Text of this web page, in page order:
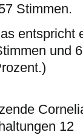
Stimmen.
entspricht
und
12